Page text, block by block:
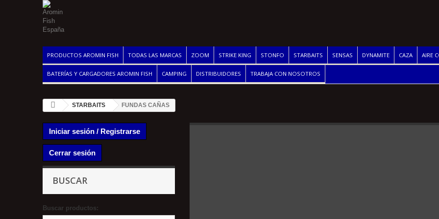
PRODUCTOS AROMIN FISH TODAS LAS MARCAS ZOOM STRIKE KING STONFO STARBAITS SENSAS DYNAMITE CAZA AIRE
BATERÍAS Y CARGADORES AROMIN FISH CAMPING DISTRIBUIDORES TRABAJA CON NOSOTROS
STARBAITS FUNDAS CAÑAS
Iniciar sesión / Registrarse
Cerrar sesión
BUSCAR
Buscar productos: